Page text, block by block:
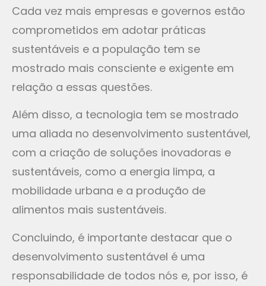
Cada vez mais empresas e governos estão
comprometidos em adotar práticas
sustentáveis e a população tem se
mostrado mais consciente e exigente em
relação a essas questões.
Além disso, a tecnologia tem se mostrado
uma aliada no desenvolvimento sustentável,
com a criação de soluções inovadoras e
sustentáveis, como a energia limpa, a
mobilidade urbana e a produção de
alimentos mais sustentáveis.
Concluindo, é importante destacar que o
desenvolvimento sustentável é uma
responsabilidade de todos nós e, por isso, é